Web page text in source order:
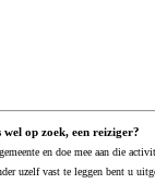
wel op zoek, een reiziger?
en doe mee aan die
uzelf vast te leggen bent u